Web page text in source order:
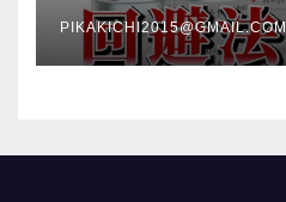
PIKAKICHI2015@GMAIL.COM